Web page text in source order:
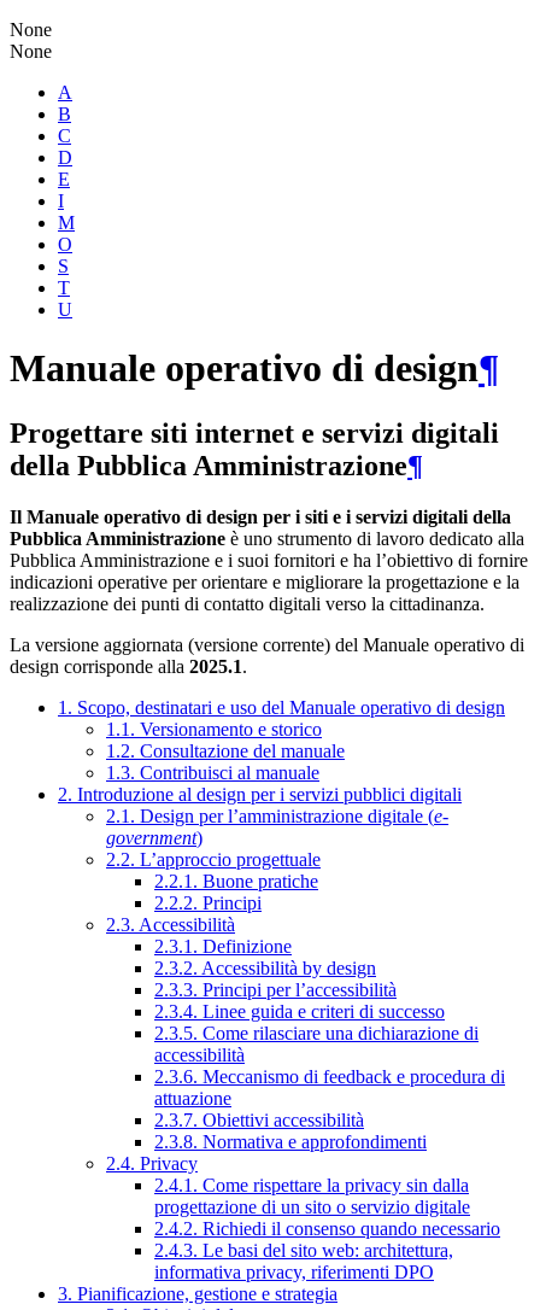
None
None
A
B
C
D
E
I
M
O
S
T
U
Manuale operativo di design¶
Progettare siti internet e servizi digitali
della Pubblica Amministrazione¶
Il Manuale operativo di design per i siti e i servizi digitali della
Pubblica Amministrazione è uno strumento di lavoro dedicato alla
Pubblica Amministrazione e i suoi fornitori e ha l’obiettivo di fornire
indicazioni operative per orientare e migliorare la progettazione e la
realizzazione dei punti di contatto digitali verso la cittadinanza.
La versione aggiornata (versione corrente) del Manuale operativo di
design corrisponde alla 2025.1.
1. Scopo, destinatari e uso del Manuale operativo di design
1.1. Versionamento e storico
1.2. Consultazione del manuale
1.3. Contribuisci al manuale
2. Introduzione al design per i servizi pubblici digitali
2.1. Design per l’amministrazione digitale (e-
government)
2.2. L’approccio progettuale
2.2.1. Buone pratiche
2.2.2. Principi
2.3. Accessibilità
2.3.1. Definizione
2.3.2. Accessibilità by design
2.3.3. Principi per l’accessibilità
2.3.4. Linee guida e criteri di successo
2.3.5. Come rilasciare una dichiarazione di
accessibilità
2.3.6. Meccanismo di feedback e procedura di
attuazione
2.3.7. Obiettivi accessibilità
2.3.8. Normativa e approfondimenti
2.4. Privacy
2.4.1. Come rispettare la privacy sin dalla
progettazione di un sito o servizio digitale
2.4.2. Richiedi il consenso quando necessario
2.4.3. Le basi del sito web: architettura,
informativa privacy, riferimenti DPO
3. Pianificazione, gestione e strategia